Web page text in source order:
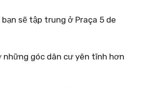
sẽ tập trung ở Praça 5 de
những góc dân cư yên tĩnh hơn